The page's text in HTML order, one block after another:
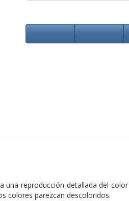
reproducción detallada del
colores parezcan descoloridos.